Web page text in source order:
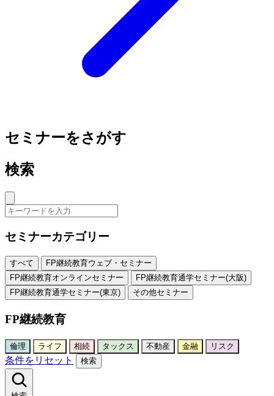
セミナーをさがす
検索
セミナーカテゴリー
すべて
FP継続教育ウェブ・セミナー
FP継続教育オンラインセミナー
FP継続教育通学セミナー(大阪)
FP継続教育通学セミナー(東京)
その他セミナー
FP継続教育
倫理 ライフ 相続 タックス 不動産 金融 リスク
条件をリセット 検索